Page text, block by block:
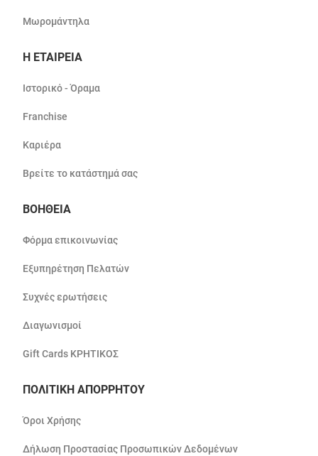
Μωρομάντηλα
Η ΕΤΑΙΡΕΙΑ
Ιστορικό - Όραμα
Franchise
Καριέρα
Βρείτε το κατάστημά σας
ΒΟΗΘΕΙΑ
Φόρμα επικοινωνίας
Εξυπηρέτηση Πελατών
Συχνές ερωτήσεις
Διαγωνισμοί
Gift Cards ΚΡΗΤΙΚΟΣ
ΠΟΛΙΤΙΚΗ ΑΠΟΡΡΗΤΟΥ
Όροι Χρήσης
Δήλωση Προστασίας Προσωπικών Δεδομένων